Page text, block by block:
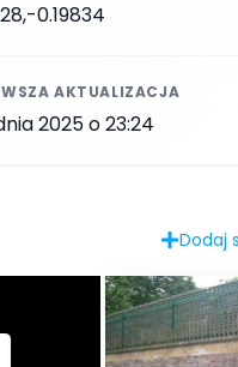
0.19834
AKTUALIZACJA
2025 o 23:24
Dodaj